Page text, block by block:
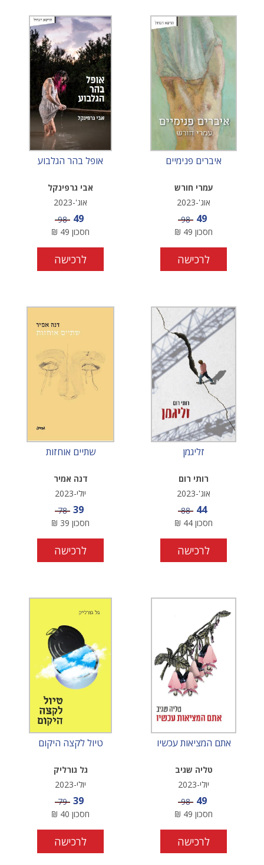
איברים פנימיים
עמרי חורש
אוג'-2023
מחיר מבצע
49 מחיר
98
חסכון 49
₪
לרכישה
אופל בהר הגלבוע
אבי גרפינקל
אוג'-2023
מחיר מבצע
49 מחיר
98
חסכון 49
₪
לרכישה
זליגמן
רותי רום
אוג'-2023
מחיר מבצע
44 מחיר
88
חסכון 44
₪
לרכישה
שתיים אוחזות
דנה אמיר
יולי-2023
מחיר מבצע
39 מחיר
78
חסכון 39
₪
לרכישה
אתם המציאות עכשיו
טליה שגיב
יולי-2023
מחיר מבצע
49 מחיר
98
חסכון 49
₪
לרכישה
טיול לקצה היקום
גל גורליק
יולי-2023
מחיר מבצע
39 מחיר
79
חסכון 40
₪
לרכישה